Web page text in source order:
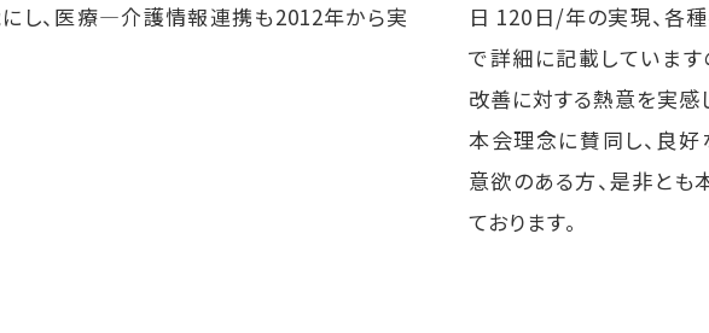
し、医療―介護情報連携も2012年から実
日 120日/年の実現、各
で詳細に記載しています
改善に対する熱意を実感
本会理念に賛同し、良
意欲のある方、是非とも
ております。